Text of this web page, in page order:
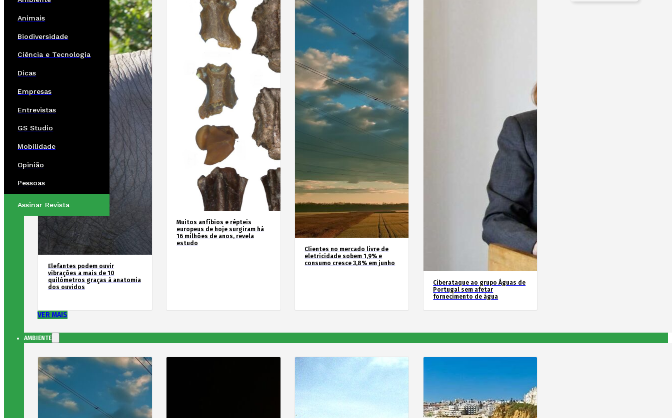
Animais
Biodiversidade
Ciência e Tecnologia
Dicas
Empresas
Entrevistas
GS Studio
Mobilidade
Opinião
Pessoas
Assinar Revista
Elefantes podem ouvir
vibrações a mais de 10
quilómetros graças à anatomia
dos ouvidos
Muitos anfíbios e répteis
europeus de hoje surgiram há
16 milhões de anos, revela
estudo
Clientes no mercado livre de
eletricidade sobem 1,9% e
consumo cresce 3,8% em junho
Ciberataque ao grupo Águas de
Portugal sem afetar
fornecimento de água
VER MAIS
AMBIENTE